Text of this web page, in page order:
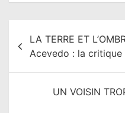
LA TERRE ET
Acevedo : la critique
UN VOISIN